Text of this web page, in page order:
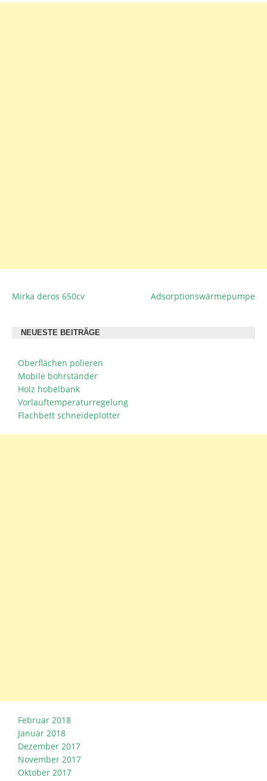
BEITRAGSNAVIGATION
Mirka deros 650cv Adsorptionswärmepumpe
NEUESTE BEITRÄGE
Oberflächen polieren
Mobile bohrständer
Holz hobelbank
Vorlauftemperaturregelung
Flachbett schneideplotter
Februar 2018
Januar 2018
Dezember 2017
November 2017
Oktober 2017